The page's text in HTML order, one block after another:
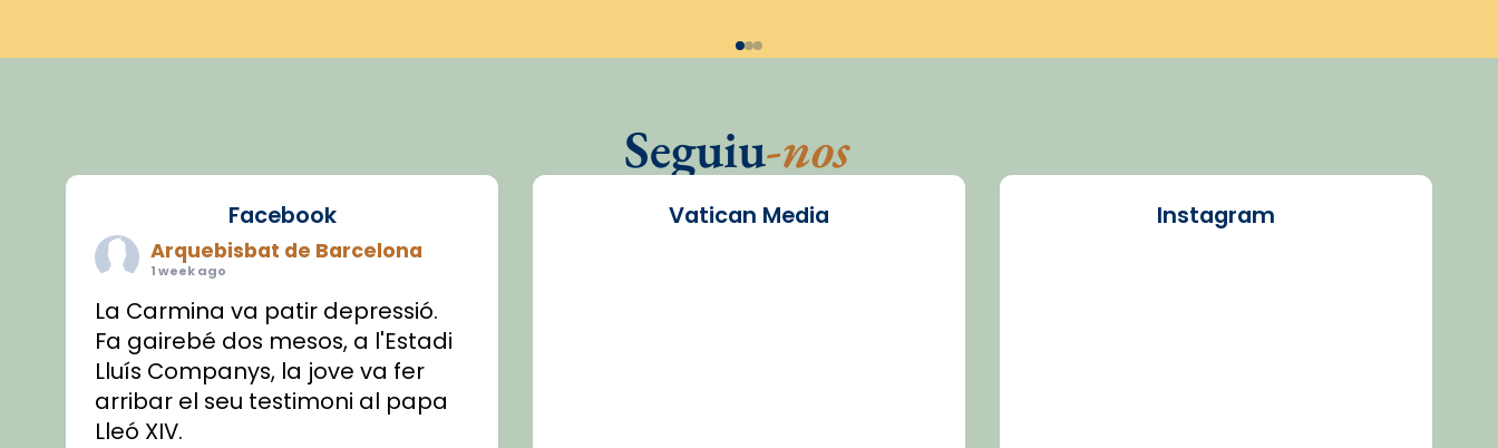
Seguiu-nos
Facebook
Arquebisbat de Barcelona
1 week ago
La Carmina va patir depressió.
Fa gairebé dos mesos, a l'Estadi
Lluís Companys, la jove va fer
arribar el seu testimoni al papa
Lleó XIV.
Vatican Media Instagram